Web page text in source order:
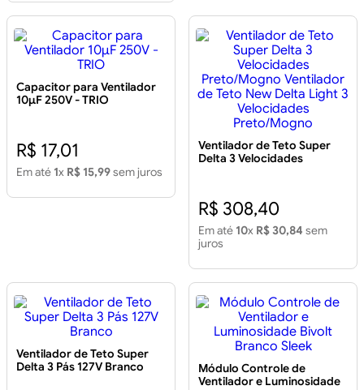
Capacitor para Ventilador
10µF 250V - TRIO
R$ 17,01
Em até 1x R$ 15,99sem juros
Ventilador de Teto Super
Delta 3 Velocidades
Velocidades Preto/Mogno
R$ 308,40
Em até 10x R$ 30,84 sem
juros
Ventilador de Teto Super
Delta 3 Pás 127V Branco
Módulo Controle de
Ventilador e Luminosidade